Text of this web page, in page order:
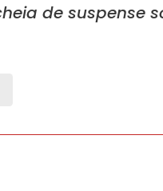
de suspense